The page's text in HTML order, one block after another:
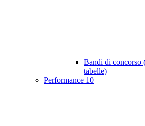
Bandi di concorso
tabelle)
Performance 10